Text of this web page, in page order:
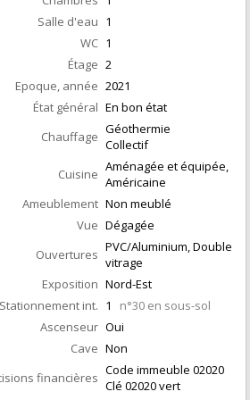
Salle d'eau 1
WC 1
Étage 2
Epoque, année 2021
État général En bon état
Chauffage Géothermie
Collectif
Cuisine Aménagée et équipée,
Américaine
Ameublement Non meublé
Vue Dégagée
Ouvertures PVC/Aluminium, Double
vitrage
Exposition Nord-Est
Stationnement int. 1 n°30 en sous-sol
Ascenseur Oui
Cave Non
financières Code immeuble 02020
Clé 02020 vert